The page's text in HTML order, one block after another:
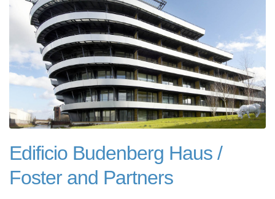
Edificio Budenberg Haus /
Foster and Partners